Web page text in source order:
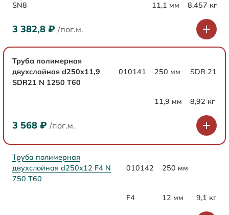
SN8 11,1 мм 8,457 кг
3 382,8 ₽ /пог.м.
Труба полимерная
двухслойная d250x11,9
SDR21 N 1250 Т60
010141 250 мм SDR 21
11,9 мм 8,92 кг
3 568 ₽ /пог.м.
Труба полимерная
двухслойная d250x12 F4 N
750 Т60
010142 250 мм
F4 12 мм 9,1 кг